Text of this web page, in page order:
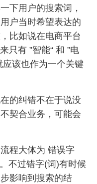
下用户的搜索词，
户当时希望表达的
比如说在电商平台
只有 ”智能“ 和 ”电
应该也作为一个关键
的纠错不在于说没
契合业务，可能会
程大体为 错误字
不过错字(词)有时候
影响到搜索的结